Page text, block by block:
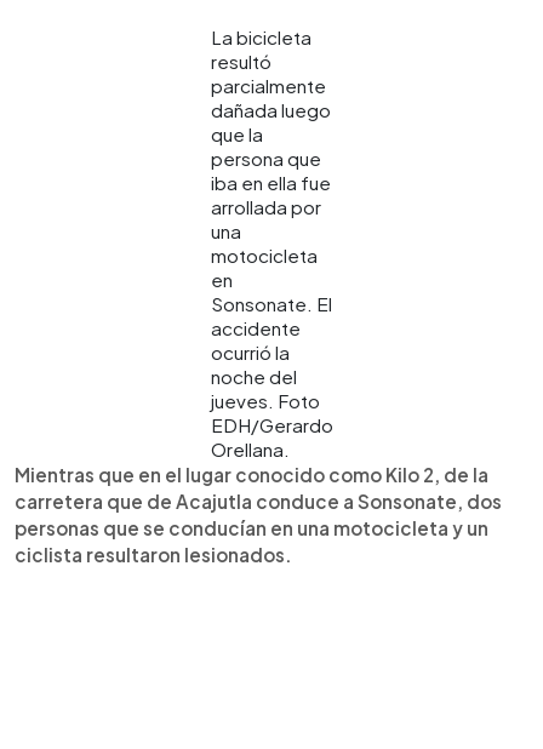
La bicicleta
resultó
parcialmente
dañada luego
que la
persona que
iba en ella fue
arrollada por
una
motocicleta
en
Sonsonate. El
accidente
ocurrió la
noche del
jueves. Foto
EDH/Gerardo
Orellana.
Mientras que en el lugar conocido como Kilo 2, de la
carretera que de Acajutla conduce a Sonsonate, dos
personas que se conducían en una motocicleta y un
ciclista resultaron lesionados.